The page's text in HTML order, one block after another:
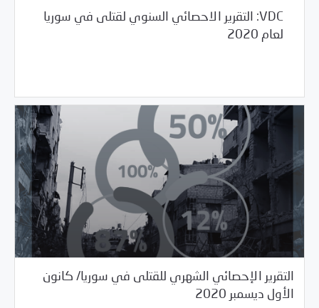
VDC: التقرير الاحصائي السنوي لقتلى في سوريا
لعام 2020
التقرير الإحصائي الشهري للقتلى في سوريا/ كانون
الأول ديسمبر 2020
01/26/2021 مرصد الانتهاكات